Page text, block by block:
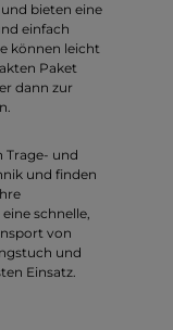
bieten eine
einfach
können leicht
Paket
dann zur
Trage- und
und finden
schnelle,
von
und
Einsatz.